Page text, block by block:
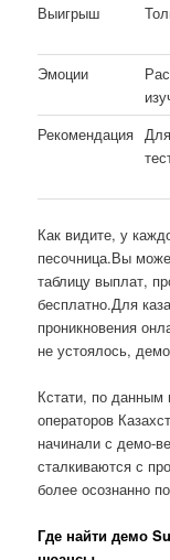
Выигрыш
Эмоции
Рекомендация
Как видите, у
песочница.Вы
таблицу выплат,
бесплатно.Для
проникновения
не устоялось,
Кстати, по данным
операторов
начинали с демо-
сталкиваются с
более осознанно
Где найти демо